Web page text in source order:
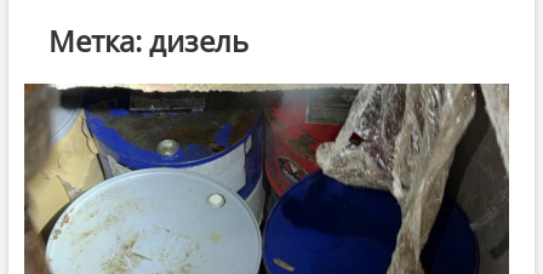
Метка:дизель